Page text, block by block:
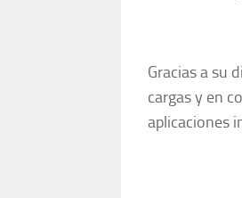
Gracias a su
cargas y en
aplicaciones